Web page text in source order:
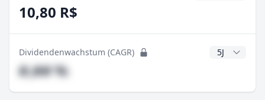
10,80 R$
Dividendenwachstum (CAGR) CAGR Jahre
#,## %